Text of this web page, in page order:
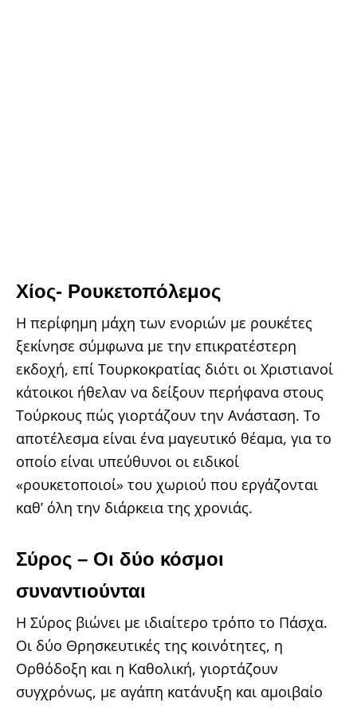
Χίος- Ρουκετοπόλεμος
Η περίφημη μάχη των ενοριών με ρουκέτες
ξεκίνησε σύμφωνα με την επικρατέστερη
εκδοχή, επί Τουρκοκρατίας διότι οι Χριστιανοί
κάτοικοι ήθελαν να δείξουν περήφανα στους
Τούρκους πώς γιορτάζουν την Ανάσταση. Το
αποτέλεσμα είναι ένα μαγευτικό θέαμα, για το
οποίο είναι υπεύθυνοι οι ειδικοί
«ρουκετοποιοί» του χωριού που εργάζονται
καθ’ όλη την διάρκεια της χρονιάς.
Σύρος – Οι δύο κόσμοι
συναντιούνται
Η Σύρος βιώνει με ιδιαίτερο τρόπο το Πάσχα.
Οι δύο Θρησκευτικές της κοινότητες, η
Ορθόδοξη και η Καθολική, γιορτάζουν
συγχρόνως, με αγάπη κατάνυξη και αμοιβαίο